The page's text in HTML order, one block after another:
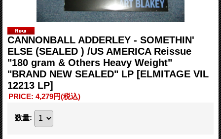
CANNONBALL ADDERLEY - SOMETHIN'
ELSE (SEALED ) /US AMERICA Reissue
"180 gram & Others Heavy Weight"
"BRAND NEW SEALED" LP [ELMITAGE VIL
12213 LP]
PRICE: 4,279円(税込)
数量: